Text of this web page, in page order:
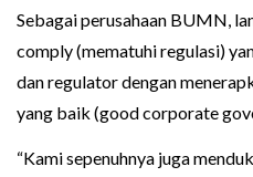
Sebagai perusahaan BUMN,
comply (mematuhi regulasi)
dan regulator dengan
yang baik (good corporate
“Kami sepenuhnya juga